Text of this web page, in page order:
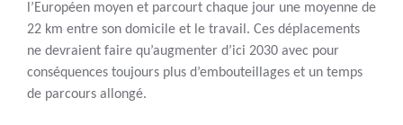
l’Européen moyen et parcourt chaque jour une moyenne de
22 km entre son domicile et le travail. Ces déplacements
ne devraient faire qu’augmenter d’ici 2030 avec pour
conséquences toujours plus d’embouteillages et un temps
de parcours allongé.